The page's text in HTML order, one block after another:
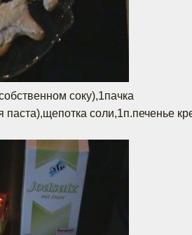
соку),1пачка
соли,1п.печенье